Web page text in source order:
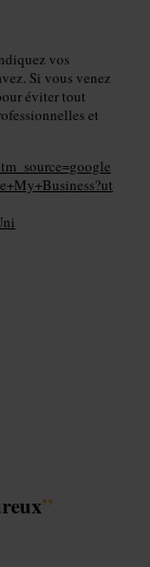
vos
Si vous venez
éviter tout
et
”